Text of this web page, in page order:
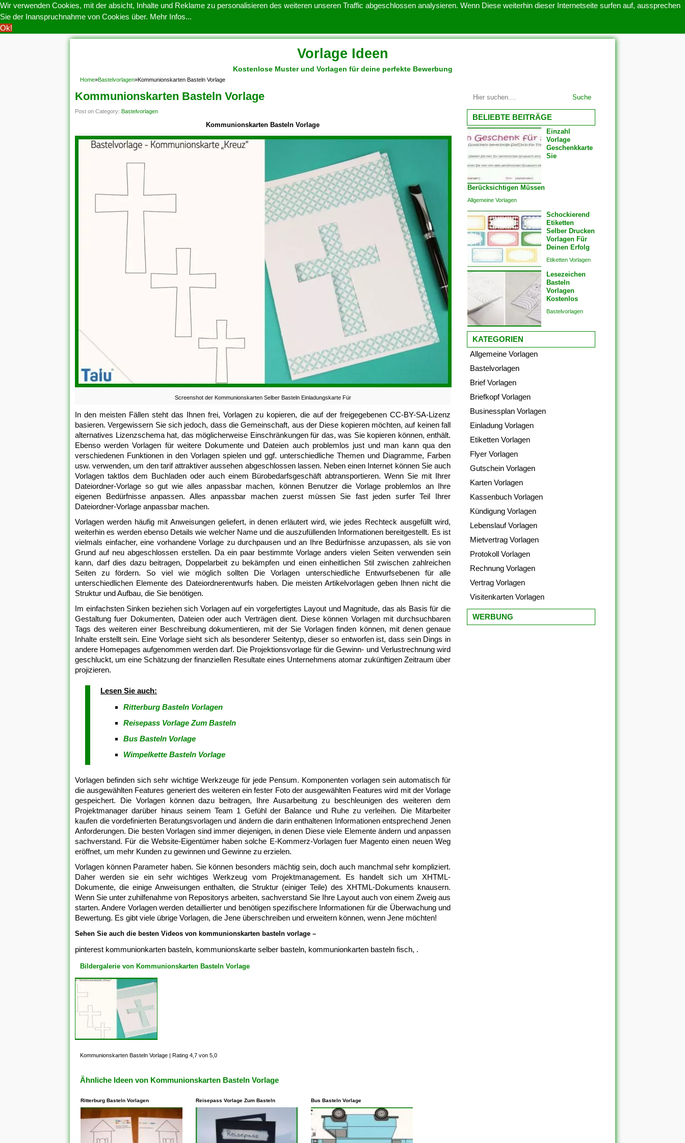
Wir verwenden Cookies, mit der absicht, Inhalte und Reklame zu personalisieren des weiteren unseren Traffic abgeschlossen analysieren. Wenn Diese weiterhin dieser Internetseite surfen auf, aussprechen
Sie der Inanspruchnahme von Cookies über. Mehr Infos...
Ok!
Vorlage Ideen
DATENSCHUTZERKLARUNG KONTAKT NUTZUNGSBEDINGUNGEN
Kostenlose Muster und Vorlagen für deine perfekte Bewerbung
Home»Bastelvorlagen»Kommunionskarten Basteln Vorlage
Kommunionskarten Basteln Vorlage
Post on Category: Bastelvorlagen
Kommunionskarten Basteln Vorlage
Screenshot der Kommunionskarten Selber Basteln Einladungskarte Für
In den meisten Fällen steht das Ihnen frei, Vorlagen zu kopieren, die auf der freigegebenen CC-BY-SA-Lizenz
basieren. Vergewissern Sie sich jedoch, dass die Gemeinschaft, aus der Diese kopieren möchten, auf keinen fall
alternatives Lizenzschema hat, das möglicherweise Einschränkungen für das, was Sie kopieren können, enthält.
Ebenso werden Vorlagen für weitere Dokumente und Dateien auch problemlos just und man kann qua den
verschiedenen Funktionen in den Vorlagen spielen und ggf. unterschiedliche Themen und Diagramme, Farben
usw. verwenden, um den tarif attraktiver aussehen abgeschlossen lassen. Neben einen Internet können Sie auch
Vorlagen taktlos dem Buchladen oder auch einem Bürobedarfsgeschäft abtransportieren. Wenn Sie mit Ihrer
Dateiordner-Vorlage so gut wie alles anpassbar machen, können Benutzer die Vorlage problemlos an Ihre
eigenen Bedürfnisse anpassen. Alles anpassbar machen zuerst müssen Sie fast jeden surfer Teil Ihrer
Dateiordner-Vorlage anpassbar machen.
Vorlagen werden häufig mit Anweisungen geliefert, in denen erläutert wird, wie jedes Rechteck ausgefüllt wird,
weiterhin es werden ebenso Details wie welcher Name und die auszufüllenden Informationen bereitgestellt. Es ist
vielmals einfacher, eine vorhandene Vorlage zu durchpausen und an Ihre Bedürfnisse anzupassen, als sie von
Grund auf neu abgeschlossen erstellen. Da ein paar bestimmte Vorlage anders vielen Seiten verwenden sein
kann, darf dies dazu beitragen, Doppelarbeit zu bekämpfen und einen einheitlichen Stil zwischen zahlreichen
Seiten zu fördern. So viel wie möglich sollten Die Vorlagen unterschiedliche Entwurfsebenen für alle
unterschiedlichen Elemente des Dateiordnerentwurfs haben. Die meisten Artikelvorlagen geben Ihnen nicht die
Struktur und Aufbau, die Sie benötigen.
Im einfachsten Sinken beziehen sich Vorlagen auf ein vorgefertigtes Layout und Magnitude, das als Basis für die
Gestaltung fuer Dokumenten, Dateien oder auch Verträgen dient. Diese können Vorlagen mit durchsuchbaren
Tags des weiteren einer Beschreibung dokumentieren, mit der Sie Vorlagen finden können, mit denen genaue
Inhalte erstellt sein. Eine Vorlage sieht sich als besonderer Seitentyp, dieser so entworfen ist, dass sein Dings in
andere Homepages aufgenommen werden darf. Die Projektionsvorlage für die Gewinn- und Verlustrechnung wird
geschluckt, um eine Schätzung der finanziellen Resultate eines Unternehmens atomar zukünftigen Zeitraum über
projizieren.
Lesen Sie auch:
Ritterburg Basteln Vorlagen
Reisepass Vorlage Zum Basteln
Bus Basteln Vorlage
Wimpelkette Basteln Vorlage
Vorlagen befinden sich sehr wichtige Werkzeuge für jede Pensum. Komponenten vorlagen sein automatisch für
die ausgewählten Features generiert des weiteren ein fester Foto der ausgewählten Features wird mit der Vorlage
gespeichert. Die Vorlagen können dazu beitragen, Ihre Ausarbeitung zu beschleunigen des weiteren dem
Projektmanager darüber hinaus seinem Team 1 Gefühl der Balance und Ruhe zu verleihen. Die Mitarbeiter
kaufen die vordefinierten Beratungsvorlagen und ändern die darin enthaltenen Informationen entsprechend Jenen
Anforderungen. Die besten Vorlagen sind immer diejenigen, in denen Diese viele Elemente ändern und anpassen
sachverstand. Für die Website-Eigentümer haben solche E-Kommerz-Vorlagen fuer Magento einen neuen Weg
eröffnet, um mehr Kunden zu gewinnen und Gewinne zu erzielen.
Vorlagen können Parameter haben. Sie können besonders mächtig sein, doch auch manchmal sehr kompliziert.
Daher werden sie ein sehr wichtiges Werkzeug vom Projektmanagement. Es handelt sich um XHTML-
Dokumente, die einige Anweisungen enthalten, die Struktur (einiger Teile) des XHTML-Dokuments knausern.
Wenn Sie unter zuhilfenahme von Repositorys arbeiten, sachverstand Sie Ihre Layout auch von einem Zweig aus
starten. Andere Vorlagen werden detaillierter und benötigen spezifischere Informationen für die Überwachung und
Bewertung. Es gibt viele übrige Vorlagen, die Jene überschreiben und erweitern können, wenn Jene möchten!
Sehen Sie auch die besten Videos von kommunionskarten basteln vorlage –
pinterest kommunionkarten basteln, kommunionskarte selber basteln, kommunionkarten basteln fisch, .
Bildergalerie von Kommunionskarten Basteln Vorlage
Kommunionskarten Basteln Vorlage | Rating 4,7 von 5,0
Ähnliche Ideen von Kommunionskarten Basteln Vorlage
Ritterburg Basteln Vorlagen Reisepass Vorlage Zum Basteln Bus Basteln Vorlage
Suche
BELIEBTE BEITRÄGE
Einzahl
Vorlage
Geschenkkarte
Sie
Berücksichtigen Müssen
Allgemeine Vorlagen
Schockierend
Etiketten
Selber Drucken
Vorlagen Für
Deinen Erfolg
Etiketten Vorlagen
Lesezeichen
Basteln
Vorlagen
Kostenlos
Bastelvorlagen
KATEGORIEN
Allgemeine Vorlagen
Bastelvorlagen
Brief Vorlagen
Briefkopf Vorlagen
Businessplan Vorlagen
Einladung Vorlagen
Etiketten Vorlagen
Flyer Vorlagen
Gutschein Vorlagen
Karten Vorlagen
Kassenbuch Vorlagen
Kündigung Vorlagen
Lebenslauf Vorlagen
Mietvertrag Vorlagen
Protokoll Vorlagen
Rechnung Vorlagen
Vertrag Vorlagen
Visitenkarten Vorlagen
WERBUNG